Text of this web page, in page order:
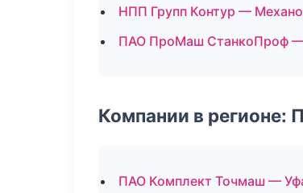
НПП Групп Контур —
ПАО ПроМаш СтанкоПроф —
Компании в регионе:
ПАО Комплект Точмаш —